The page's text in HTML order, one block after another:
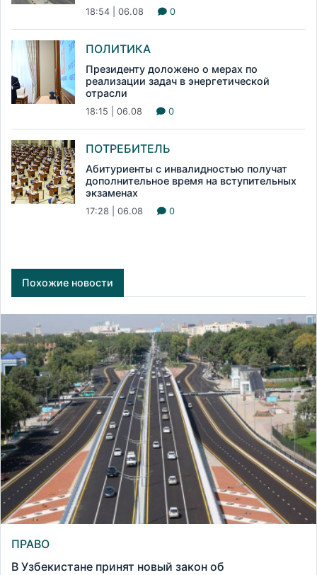
18:54 | 06.08 0
ПОЛИТИКА
Президенту доложено о мерах по
реализации задач в энергетической
отрасли
18:15 | 06.08 0
ПОТРЕБИТЕЛЬ
Абитуриенты с инвалидностью получат
дополнительное время на вступительных
экзаменах
17:28 | 06.08 0
Похожие новости
ПРАВО
В Узбекистане принят новый закон об